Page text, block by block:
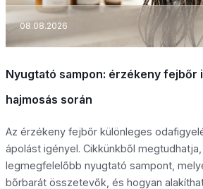
08.08.2026
Nyugtató sampon: érzékeny fejbőr
hajmosás során
Az érzékeny fejbőr különleges
ápolást igényel. Cikkünkből
legmegfelelőbb nyugtató sampont,
bőrbarát összetevők, és hogyan